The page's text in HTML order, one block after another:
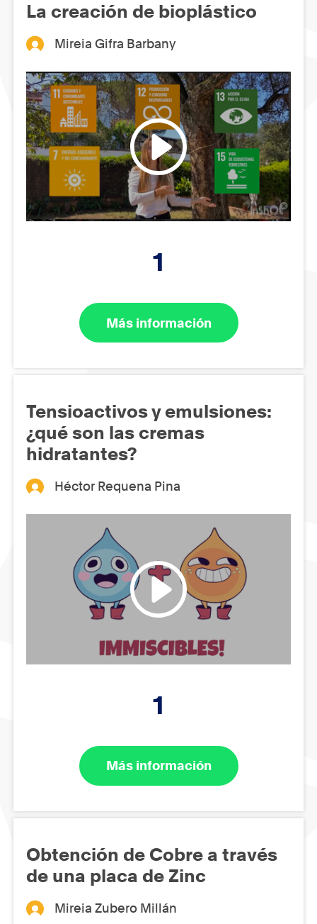
La creación de bioplástico
Mireia Gifra Barbany
1
Más información
Tensioactivos y emulsiones:
¿qué son las cremas
hidratantes?
Héctor Requena Pina
1
Más información
Obtención de Cobre a través
de una placa de Zinc
Mireia Zubero Millán